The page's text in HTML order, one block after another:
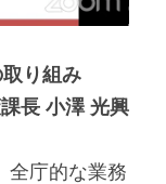
取り組み
長 小澤 光興
全庁的な業務